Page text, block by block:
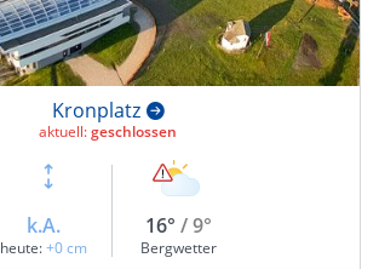
Kronplatz
aktuell:geschlossen
k.A.
heute: +0 cm
16° / 9°
Bergwetter